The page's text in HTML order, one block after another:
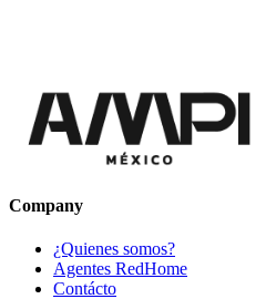
Company
¿Quienes somos?
Agentes RedHome
Contácto